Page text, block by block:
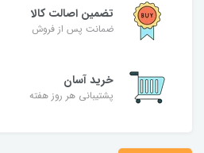
تضمین اصالت کالا
ضمانت پس از فروش
خرید آسان
پشتیبانی هر روز هفته